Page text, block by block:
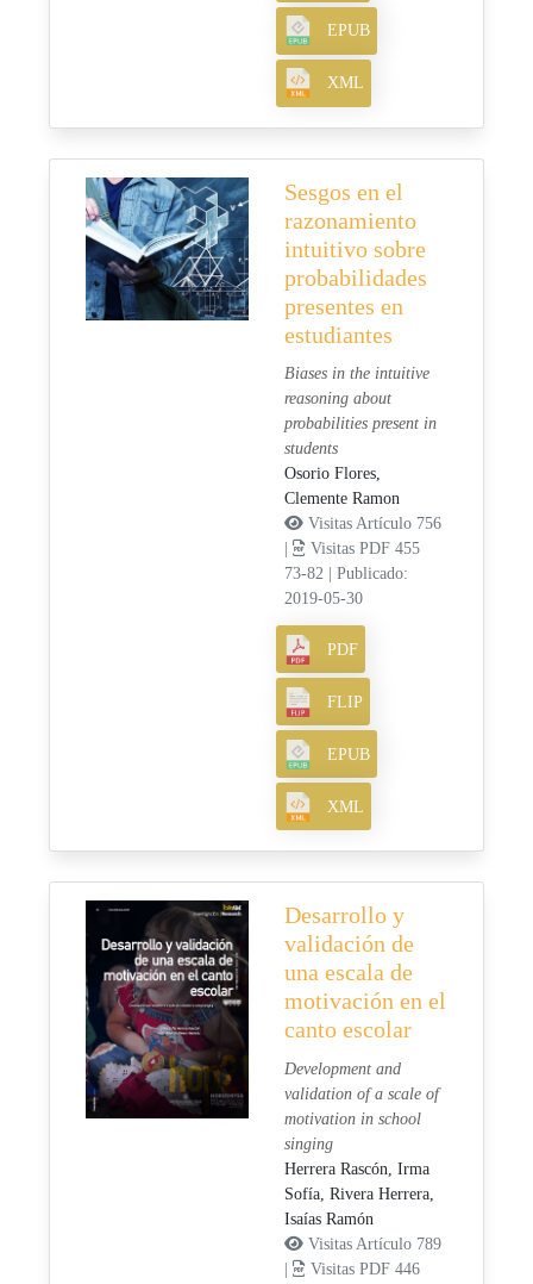
EPUB
XML
Sesgos en el
razonamiento
intuitivo sobre
probabilidades
presentes en
estudiantes
Biases in the intuitive
reasoning about
probabilities present in
students
Osorio Flores,
Clemente Ramon
Visitas Artículo 756
Visitas PDF 455
73-82
Publicado:
2019-05-30
PDF
FLIP
EPUB
XML
Desarrollo y
validación de
una escala de
motivación en el
canto escolar
Development and
validation of a scale of
motivation in school
singing
Herrera Rascón, Irma
Sofía, Rivera Herrera,
Isaías Ramón
Visitas Artículo 789
Visitas PDF 446